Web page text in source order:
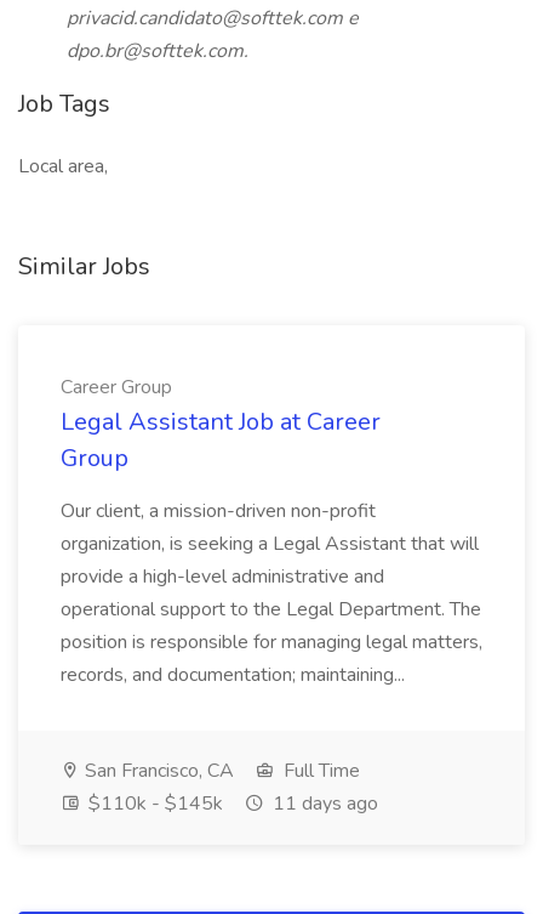
privacid.candidato@softtek.com e
dpo.br@softtek.com.
Job Tags
Local area,
Similar Jobs
Career Group
Legal Assistant Job at Career
Group
Our client, a mission-driven non-profit
organization, is seeking a Legal Assistant that will
provide a high-level administrative and
operational support to the Legal Department. The
position is responsible for managing legal matters,
records, and documentation; maintaining...
San Francisco, CA
Full Time
$110k - $145k
11 days ago